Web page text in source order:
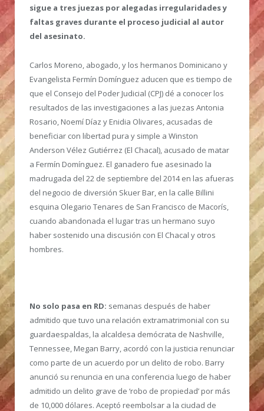
sigue a tres juezas por alegadas irregularidades y
faltas graves durante el proceso judicial al autor
del asesinato.
Carlos Moreno, abogado, y los hermanos Dominicano y
Evangelista Fermín Domínguez aducen que es tiempo de
que el Consejo del Poder Judicial (CPJ) dé a conocer los
resultados de las investigaciones a las juezas Antonia
Rosario, Noemí Díaz y Enidia Olivares, acusadas de
beneficiar con libertad pura y simple a Winston
Anderson Vélez Gutiérrez (El Chacal), acusado de matar
a Fermín Domínguez. El ganadero fue asesinado la
madrugada del 22 de septiembre del 2014 en las afueras
del negocio de diversión Skuer Bar, en la calle Billini
esquina Olegario Tenares de San Francisco de Macorís,
cuando abandonada el lugar tras un hermano suyo
haber sostenido una discusión con El Chacal y otros
hombres.
No solo pasa en RD: semanas después de haber
admitido que tuvo una relación extramatrimonial con su
guardaespaldas, la alcaldesa demócrata de Nashville,
Tennessee, Megan Barry, acordó con la justicia renunciar
como parte de un acuerdo por un delito de robo. Barry
anunció su renuncia en una conferencia luego de haber
admitido un delito grave de ‘robo de propiedad’ por más
de 10,000 dólares. Aceptó reembolsar a la ciudad de